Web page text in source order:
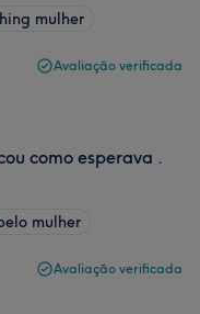
mulher
Avaliação verificada
como esperava .
mulher
Avaliação verificada